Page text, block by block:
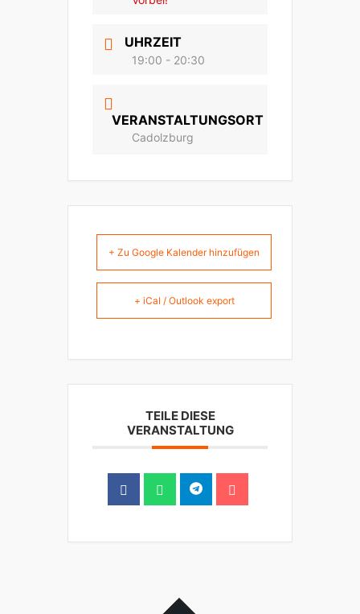
UHRZEIT
19:00 - 20:30
VERANSTALTUNGSORT
Cadolzburg
+ Zu Google Kalender hinzufügen
+ iCal / Outlook export
TEILE DIESE
VERANSTALTUNG